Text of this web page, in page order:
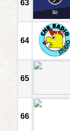
63
64
65
66